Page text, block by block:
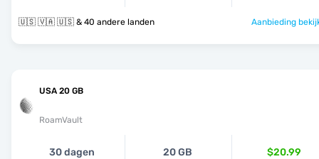
🇺🇸 🇻🇦 🇺🇸 & 40 andere landen Aanbieding
USA 20 GB
RoamVault
30 dagen 20 GB $20.99